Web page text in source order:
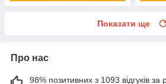
Показати ще
Про нас
98% позитивних з 1093 відгуків за